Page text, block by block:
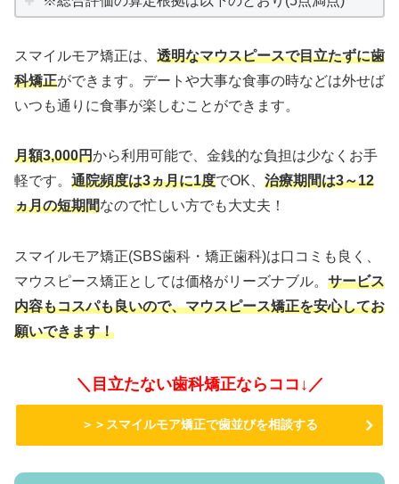
スマイルモア矯正は、 透明なマウスピースで目立たずに歯
科矯正ができます。デートや大事な食事の時などは外せば
いつも通りに食事が楽しむことができます。
月額3,000円から利用可能で、金銭的な負担は少なくお手
軽です。 通院頻度は3ヵ月に1度でOK、 治療期間は3～12
ヵ月の短期間なので忙しい方でも大丈夫！
スマイルモア矯正(SBS歯科・矯正歯科)は口コミも良く、
マウスピース矯正としては価格がリーズナブル。 サービス
内容もコスパも良いので、マウスピース矯正を安心してお
願いできます！
＼目立たない歯科矯正ならココ↓／
＞＞スマイルモア矯正で歯並びを相談する